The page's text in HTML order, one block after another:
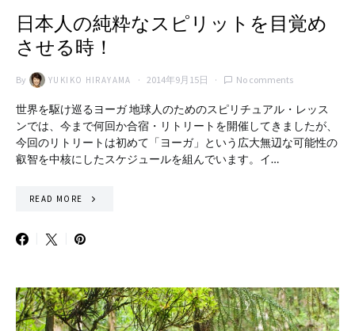
日本人の純粋なスピリットを目覚め
させる時！
By YUKIKO HIRAYAMA 2014年9月15日 No comments
世界を駆け巡るヨーガ 地球人のためのスピリチュアル・レッス
ンでは、今まで何回か合宿・リトリートを開催してきましたが、
今回のリトリートは初めて「ヨーガ」という広大無辺な可能性の
叡智を中核にしたスケジュールを組んでいます。イ…
READ MORE